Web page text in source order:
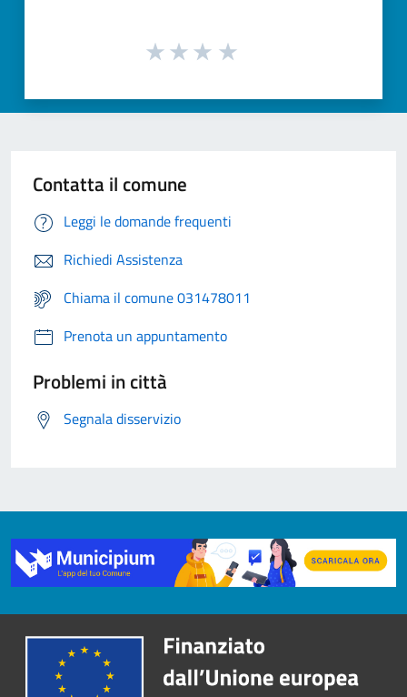
Contatta il comune
Leggi le domande frequenti
Richiedi Assistenza
Chiama il comune 031478011
Prenota un appuntamento
Problemi in città
Segnala disservizio